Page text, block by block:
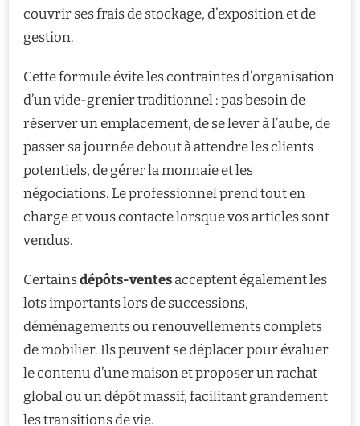
couvrir ses frais de stockage, d’exposition et de
gestion.
Cette formule évite les contraintes d’organisation
d’un vide-grenier traditionnel : pas besoin de
réserver un emplacement, de se lever à l’aube, de
passer sa journée debout à attendre les clients
potentiels, de gérer la monnaie et les
négociations. Le professionnel prend tout en
charge et vous contacte lorsque vos articles sont
vendus.
Certainsdépôts-ventesacceptent également les
lots importants lors de successions,
déménagements ou renouvellements complets
de mobilier. Ils peuvent se déplacer pour évaluer
le contenu d’une maison et proposer un rachat
global ou un dépôt massif, facilitant grandement
les transitions de vie.